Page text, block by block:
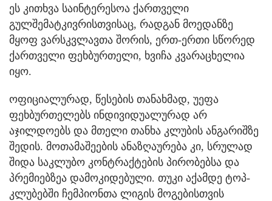
ეს კითხვა საინტერესოა ქართველი
გულშემატკივრისთვისაც, რადგან მოედანზე
მყოფ ვარსკვლავთა შორის, ერთ-ერთი სწორედ
ქართველი ფეხბურთელი, ხვიჩა კვარაცხელია
იყო.
ოფიციალურად, წესების თანახმად, უეფა
ფეხბურთელებს ინდივიდუალურად არ
აჯილდოებს და მთელი თანხა კლუბის ანგარიშზე
შედის. მოთამაშეების ანაზღაურება კი, სრულად
შიდა საკლუბო კონტრაქტების პირობებსა და
პრემიებზეა დამოკიდებული. თუკი აქამდე ტოპ-
კლუბებში ჩემპიონთა ლიგის მოგებისთვის